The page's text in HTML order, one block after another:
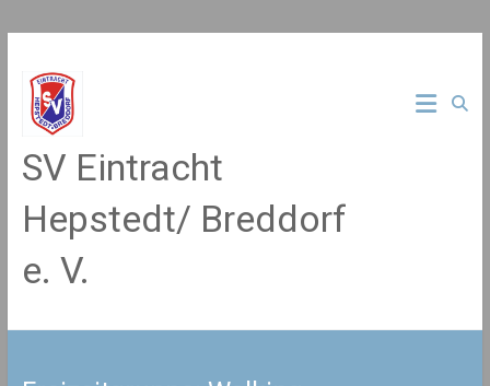
springen
SV Eintracht
Hepstedt/ Breddorf
e. V.